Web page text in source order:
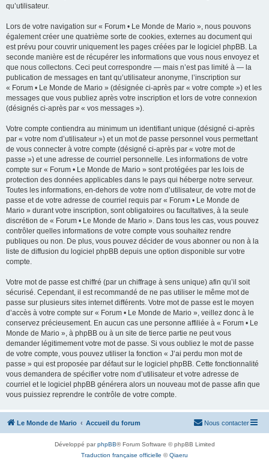
qu’utilisateur.
Lors de votre navigation sur « Forum • Le Monde de Mario », nous pouvons
également créer une quatrième sorte de cookies, externes au document qui
est prévu pour couvrir uniquement les pages créées par le logiciel phpBB. La
seconde manière est de récupérer les informations que vous nous envoyez et
que nous collectons. Ceci peut correspondre — mais n’est pas limité à — la
publication de messages en tant qu’utilisateur anonyme, l’inscription sur
« Forum • Le Monde de Mario » (désignée ci-après par « votre compte ») et les
messages que vous publiez après votre inscription et lors de votre connexion
(désignés ci-après par « vos messages »).
Votre compte contiendra au minimum un identifiant unique (désigné ci-après
par « votre nom d’utilisateur ») et un mot de passe personnel vous permettant
de vous connecter à votre compte (désigné ci-après par « votre mot de
passe ») et une adresse de courriel personnelle. Les informations de votre
compte sur « Forum • Le Monde de Mario » sont protégées par les lois de
protection des données applicables dans le pays qui héberge notre serveur.
Toutes les informations, en-dehors de votre nom d’utilisateur, de votre mot de
passe et de votre adresse de courriel requis par « Forum • Le Monde de
Mario » durant votre inscription, sont obligatoires ou facultatives, à la seule
discrétion de « Forum • Le Monde de Mario ». Dans tous les cas, vous pouvez
contrôler quelles informations de votre compte vous souhaitez rendre
publiques ou non. De plus, vous pouvez décider de vous abonner ou non à la
liste de diffusion du logiciel phpBB depuis une option disponible sur votre
compte.
Votre mot de passe est chiffré (par un chiffrage à sens unique) afin qu’il soit
sécurisé. Cependant, il est recommandé de ne pas utiliser le même mot de
passe sur plusieurs sites internet différents. Votre mot de passe est le moyen
d’accès à votre compte sur « Forum • Le Monde de Mario », veillez donc à le
conservez précieusement. En aucun cas une personne affiliée à « Forum • Le
Monde de Mario », à phpBB ou à un site de tierce partie ne peut vous
demander légitimement votre mot de passe. Si vous oubliez le mot de passe
de votre compte, vous pouvez utiliser la fonction « J’ai perdu mon mot de
passe » qui est proposée par défaut sur le logiciel phpBB. Cette fonctionnalité
vous demandera de spécifier votre nom d’utilisateur et votre adresse de
courriel et le logiciel phpBB générera alors un nouveau mot de passe afin que
vous puissiez reprendre le contrôle de votre compte.
Le Monde de Mario Accueil du forum Nous contacter
Développé parphpBB® Forum Software © phpBB Limited
Traduction française officielle ©Qiaeru